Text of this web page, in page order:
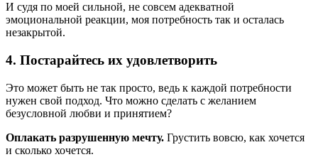
И судя по моей сильной, не совсем адекватной
эмоциональной реакции, моя потребность так и осталась
незакрытой.
4. Постарайтесь их удовлетворить
Это может быть не так просто, ведь к каждой потребности
нужен свой подход. Что можно сделать с желанием
безусловной любви и принятием?
Оплакать разрушенную мечту. Грустить вовсю, как хочется
и сколько хочется.